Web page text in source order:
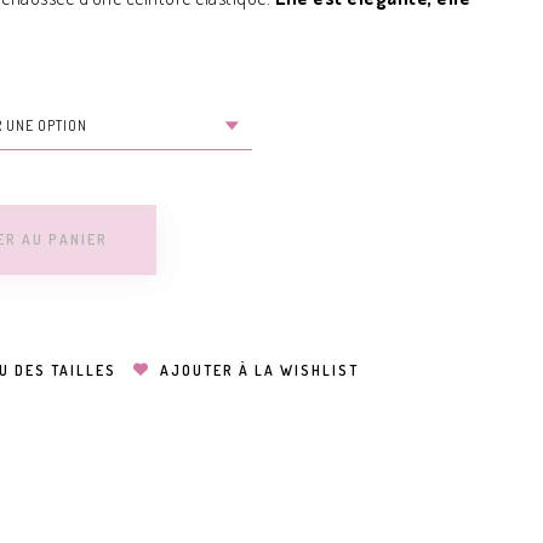
AU PANIER
DES TAILLES AJOUTER À LA WISHLIST